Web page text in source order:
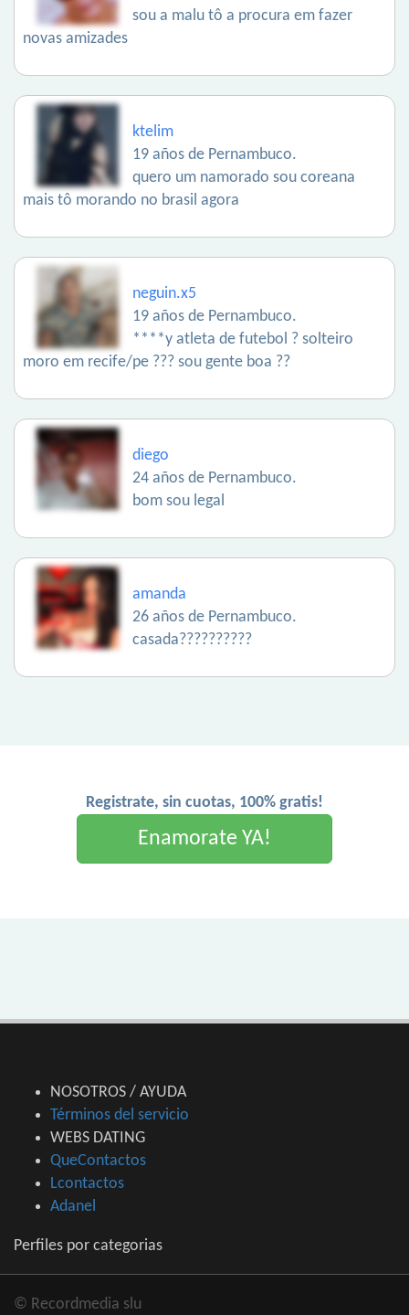
sou a malu tô a procura em fazer
novas amizades
ktelim
19 años de Pernambuco.
quero um namorado sou coreana
mais tô morando no brasil agora
neguin.x5
19 años de Pernambuco.
****y atleta de futebol ? solteiro
moro em recife/pe ??? sou gente boa ??
diego
24 años de Pernambuco.
bom sou legal
amanda
26 años de Pernambuco.
casada??????????
Registrate, sin cuotas, 100% gratis!
Enamorate YA!
NOSOTROS / AYUDA
Términos del servicio
WEBS DATING
QueContactos
Lcontactos
Adanel
Perfiles por categorias
© Recordmedia slu